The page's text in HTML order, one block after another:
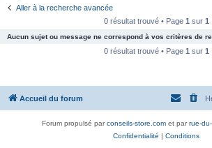
Aller à la recherche avancée
0 résultat trouvé • Page 1 sur 1
Aucun sujet ou message ne correspond à vos critères de
0 résultat trouvé • Page 1 sur 1
Accueil du forum
Forum propulsé parconseils-store.comet parrue-
Confidentialité | Conditions